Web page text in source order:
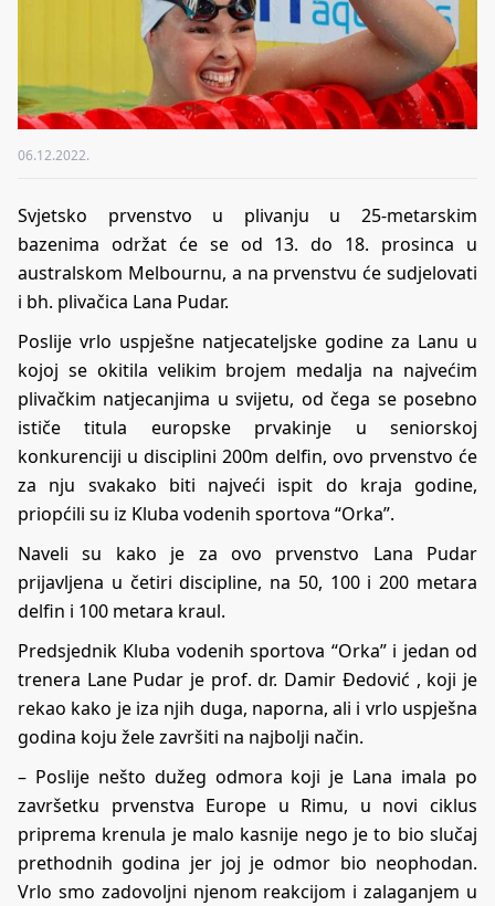
06.12.2022.
Svjetsko prvenstvo u plivanju u 25-metarskim
bazenima održat će se od 13. do 18. prosinca u
australskom Melbournu, a na prvenstvu će sudjelovati
i bh. plivačica Lana Pudar.
Poslije vrlo uspješne natjecateljske godine za Lanu u
kojoj se okitila velikim brojem medalja na najvećim
plivačkim natjecanjima u svijetu, od čega se posebno
ističe titula europske prvakinje u seniorskoj
konkurenciji u disciplini 200m delfin, ovo prvenstvo će
za nju svakako biti najveći ispit do kraja godine,
priopćili su iz Kluba vodenih sportova “Orka”.
Naveli su kako je za ovo prvenstvo Lana Pudar
prijavljena u četiri discipline, na 50, 100 i 200 metara
delfin i 100 metara kraul.
Predsjednik Kluba vodenih sportova “Orka” i jedan od
trenera Lane Pudar je prof. dr. Damir Đedović , koji je
rekao kako je iza njih duga, naporna, ali i vrlo uspješna
godina koju žele završiti na najbolji način.
– Poslije nešto dužeg odmora koji je Lana imala po
završetku prvenstva Europe u Rimu, u novi ciklus
priprema krenula je malo kasnije nego je to bio slučaj
prethodnih godina jer joj je odmor bio neophodan.
Vrlo smo zadovoljni njenom reakcijom i zalaganjem u